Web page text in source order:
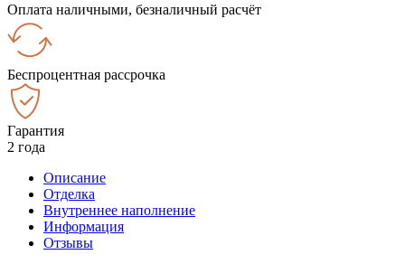
Оплата наличными, безналичный расчёт
Беспроцентная рассрочка
Гарантия
2 года
Описание
Отделка
Внутреннее наполнение
Информация
Отзывы